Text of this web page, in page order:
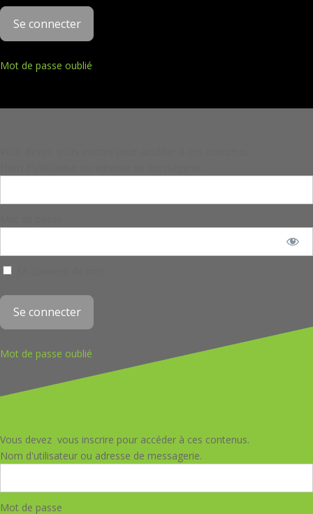
Mot de passe oublié
Mot de passe oublié
Vous devez vous inscrire pour accéder à ces contenus.
Nom d'utilisateur ou adresse de messagerie.
Mot de passe